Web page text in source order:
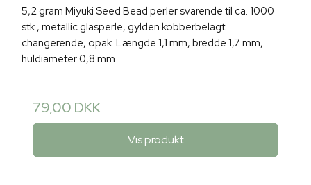
5,2 gram Miyuki Seed Bead perler svarende til ca. 1000
stk., metallic glasperle, gylden kobberbelagt
changerende, opak. Længde 1,1 mm, bredde 1,7 mm,
huldiameter 0,8 mm.
79,00 DKK
Vis produkt